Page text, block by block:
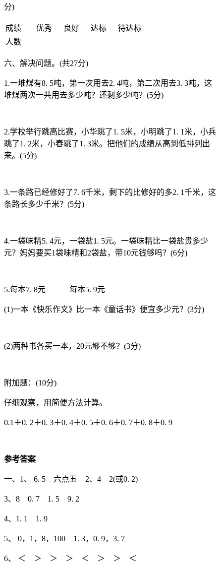
分)
成绩 优秀 良好 达标
待达标
人数
六、解决问题。(共27分)
1.一堆煤有8. 5吨，第一次用去2. 4吨，第二次用去3. 3吨，这
堆煤两次一共用去多少吨？还剩多少吨？(5分)
2.学校举行跳高比赛，小华跳了1. 5米，小明跳了1. 1米，小兵
跳了1. 2米，小春跳了1. 3米。把他们的成绩从高到低排列出
来。(5分)
3.一条路已经修好了7. 6千米，剩下的比修好的多2. 1千米，这
条路长多少千米？(5分)
4.一袋味精5. 4元，一袋盐1. 5元。一袋味精比一袋盐贵多少
元？妈妈要买1袋味精和2袋盐，带10元钱够吗？(6分)
5.每本7. 8元 每本5. 9元
(1)一本《快乐作文》比一本《童话书》便宜多少元？(3分)
(2)两种书各买一本，20元够不够？(3分)
附加题：(10分)
仔细观察，用简便方法计算。
0.1＋0. 2＋0. 3＋0. 4＋0. 5＋0. 6＋0. 7＋0. 8＋0. 9
参考答案
一、1、 6. 5 六点五 2、4 2(或0. 2)
3、8 0. 7 1. 5 9. 2
4、1. 1 1. 9
5、 0，1，8，100 1. 3，0. 9，3. 7
6、 ＜ ＞ ＞ ＞ ＜ ＞ ＞ ＜